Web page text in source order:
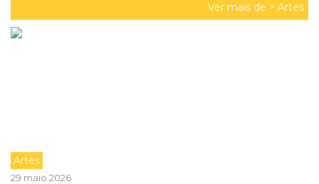
Ver mais de > Artes
Artes
29 maio 2026